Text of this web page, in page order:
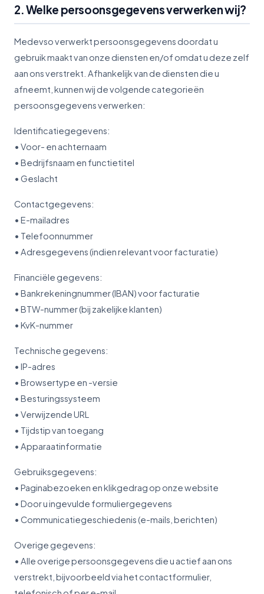
2. Welke persoonsgegevens verwerken wij?
Medevso verwerkt persoonsgegevens doordat u
gebruik maakt van onze diensten en/of omdat u deze zelf
aan ons verstrekt. Afhankelijk van de diensten die u
afneemt, kunnen wij de volgende categorieën
persoonsgegevens verwerken:
Identificatiegegevens:
• Voor- en achternaam
• Bedrijfsnaam en functietitel
• Geslacht
Contactgegevens:
• E-mailadres
• Telefoonnummer
• Adresgegevens (indien relevant voor facturatie)
Financiële gegevens:
• Bankrekeningnummer (IBAN) voor facturatie
• BTW-nummer (bij zakelijke klanten)
• KvK-nummer
Technische gegevens:
• IP-adres
• Browsertype en -versie
• Besturingssysteem
• Verwijzende URL
• Tijdstip van toegang
• Apparaatinformatie
Gebruiksgegevens:
• Paginabezoeken en klikgedrag op onze website
• Door u ingevulde formuliergegevens
• Communicatiegeschiedenis (e-mails, berichten)
Overige gegevens:
• Alle overige persoonsgegevens die u actief aan ons
verstrekt, bijvoorbeeld via het contactformulier,